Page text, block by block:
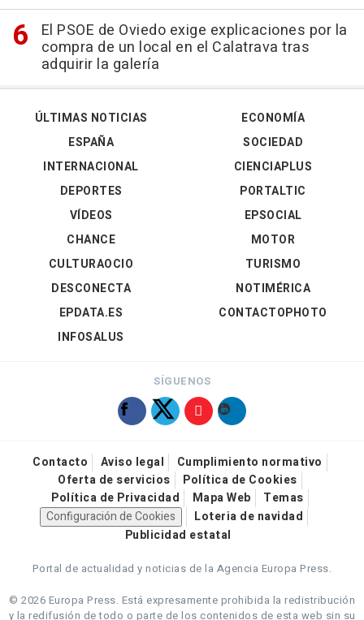
El PSOE de Oviedo exige explicaciones por la
compra de un local en el Calatrava tras
adquirir la galería
ÚLTIMAS NOTICIAS
ESPAÑA
INTERNACIONAL
DEPORTES
VÍDEOS
ECONOMÍA
SOCIEDAD
CIENCIAPLUS
PORTALTIC
EPSOCIAL
CHANCE
CULTURAOCIO
DESCONECTA
EPDATA.ES
INFOSALUS
MOTOR
TURISMO
NOTIMÉRICA
CONTACTOPHOTO
SÍGUENOS
Contacto Aviso legal
Cumplimiento normativo
Oferta de servicios
Política de Cookies
Política de Privacidad
Mapa Web
Temas
Configuración de Cookies
Loteria de navidad
Publicidad estatal
Portal de actualidad y noticias de la Agencia Europa Press.
© 2026 Europa Press. Está expresamente prohibida la redistribución
y la redifusión de todo o parte de los contenidos de esta web sin su